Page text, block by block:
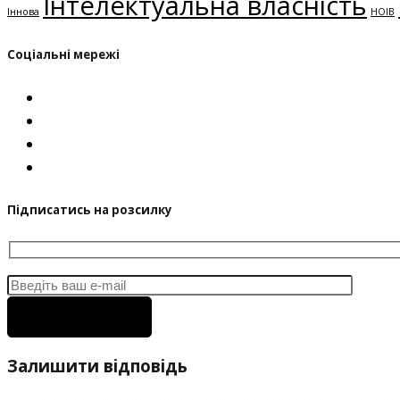
Іннова НОІВ
Соціальні мережі
Підписатись на розсилку
Залишити відповідь